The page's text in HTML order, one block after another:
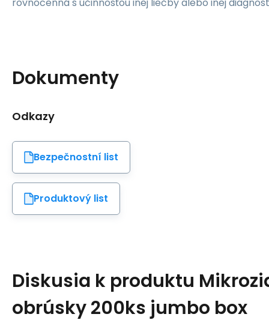
Dokumenty
Odkazy
Bezpečnostní list
Produktový list
Diskusia k produktu
obrúsky 200ks jumbo box